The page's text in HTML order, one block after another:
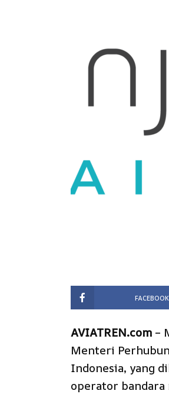
FACEBOOK
AVIATREN.com –
Menteri
Indonesia, yang
operator bandara